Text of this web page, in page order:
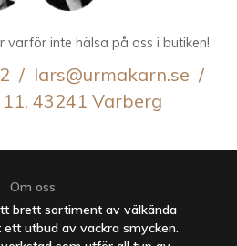
varför inte hälsa på oss i butiken!
/ lars@urmakarn.se /
43241 Varberg
Om oss
brett sortiment av välkända
utbud av vackra smycken.